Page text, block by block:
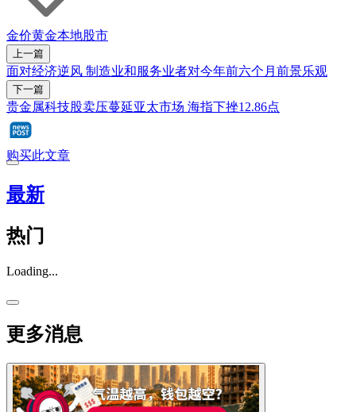
金价黄金本地股市
上一篇
面对经济逆风 制造业和服务业者对今年前六个月前景乐观
下一篇
贵金属科技股卖压蔓延亚太市场 海指下挫12.86点
购买此文章
最新
热门
Loading...
更多消息